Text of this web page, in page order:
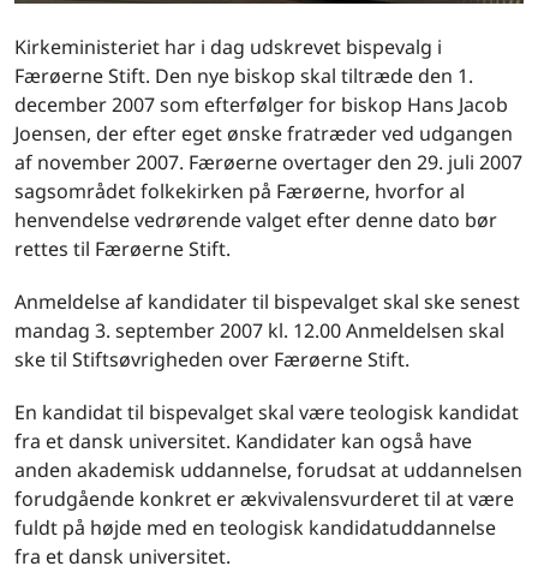
Kirkeministeriet har i dag udskrevet bispevalg i
Færøerne Stift. Den nye biskop skal tiltræde den 1.
december 2007 som efterfølger for biskop Hans Jacob
Joensen, der efter eget ønske fratræder ved udgangen
af november 2007. Færøerne overtager den 29. juli 2007
sagsområdet folkekirken på Færøerne, hvorfor al
henvendelse vedrørende valget efter denne dato bør
rettes til Færøerne Stift.
Anmeldelse af kandidater til bispevalget skal ske senest
mandag 3. september 2007 kl. 12.00 Anmeldelsen skal
ske til Stiftsøvrigheden over Færøerne Stift.
En kandidat til bispevalget skal være teologisk kandidat
fra et dansk universitet. Kandidater kan også have
anden akademisk uddannelse, forudsat at uddannelsen
forudgående konkret er ækvivalensvurderet til at være
fuldt på højde med en teologisk kandidatuddannelse
fra et dansk universitet.